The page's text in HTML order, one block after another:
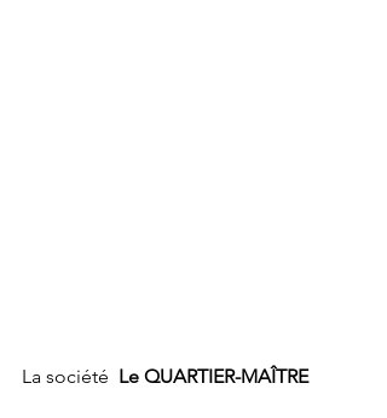
La société Le QUARTIER-MAÎTRE